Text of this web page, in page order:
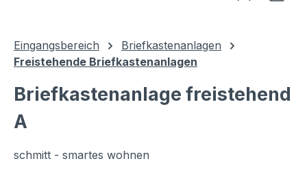
Eingangsbereich
Briefkastenanlagen
Freistehende Briefkastenanlagen
Briefkastenanlage freistehend
A
schmitt - smartes wohnen